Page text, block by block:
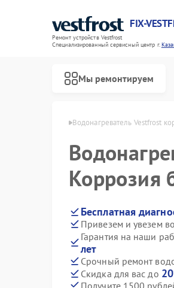
FIX-
Ремонт устройств Vestfrost
Специализированный cервисный центр г.
Мы ремонтируем
Водонагреватель Vestfrost
Коррозия
Бесплатная
Привезем и увезем
Гарантия на наши
лет
Срочный ремонт
Скидка для вас до
Получите 1500